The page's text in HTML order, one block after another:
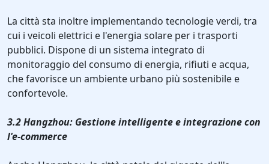
La città sta inoltre implementando tecnologie verdi, tra
cui i veicoli elettrici e l'energia solare per i trasporti
pubblici. Dispone di un sistema integrato di
monitoraggio del consumo di energia, rifiuti e acqua,
che favorisce un ambiente urbano più sostenibile e
confortevole.
3.2 Hangzhou: Gestione intelligente e integrazione con
l'e-commerce